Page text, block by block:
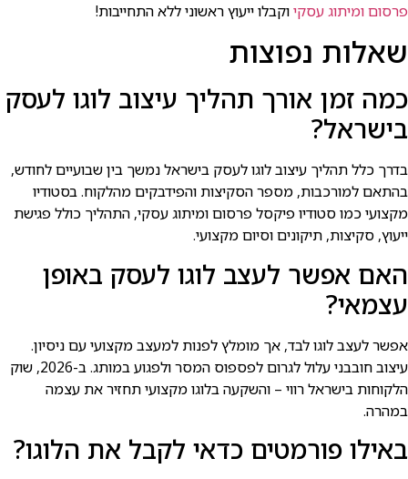
פרסום ומיתוג עסקיוקבלו ייעוץ ראשוני ללא התחייבות!
שאלות נפוצות
כמה זמן אורך תהליך עיצוב לוגו לעסק
בישראל?
בדרך כלל תהליך עיצוב לוגו לעסק בישראל נמשך בין שבועיים לחודש,
בהתאם למורכבות, מספר הסקיצות והפידבקים מהלקוח. בסטודיו
מקצועי כמו סטודיו פיקסל פרסום ומיתוג עסקי, התהליך כולל פגישת
ייעוץ, סקיצות, תיקונים וסיום מקצועי.
האם אפשר לעצב לוגו לעסק באופן
עצמאי?
אפשר לעצב לוגו לבד, אך מומלץ לפנות למעצב מקצועי עם ניסיון.
עיצוב חובבני עלול לגרום לפספוס המסר ולפגוע במותג. ב-2026, שוק
הלקוחות בישראל רווי – והשקעה בלוגו מקצועי תחזיר את עצמה
במהרה.
באילו פורמטים כדאי לקבל את הלוגו?